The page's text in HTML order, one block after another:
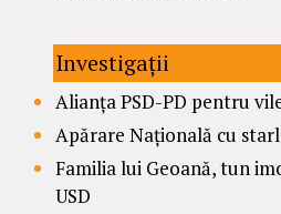
Investigații
Alianța PSD-PD pentru
Apărare Națională cu
Familia lui Geoană, tun
USD